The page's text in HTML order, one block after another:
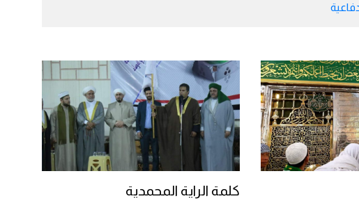
كلمة الراية المحمدية